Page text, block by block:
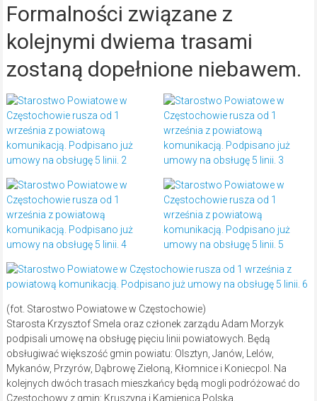
Formalności związane z
kolejnymi dwiema trasami
zostaną dopełnione niebawem.
(fot. Starostwo Powiatowe w Częstochowie)
Starosta Krzysztof Smela oraz członek zarządu Adam Morzyk
podpisali umowę na obsługę pięciu linii powiatowych. Będą
obsługiwać większość gmin powiatu: Olsztyn, Janów, Lelów,
Mykanów, Przyrów, Dąbrowę Zieloną, Kłomnice i Koniecpol. Na
kolejnych dwóch trasach mieszkańcy będą mogli podróżować do
Częstochowy z gmin: Kruszyna i Kamienica Polska.